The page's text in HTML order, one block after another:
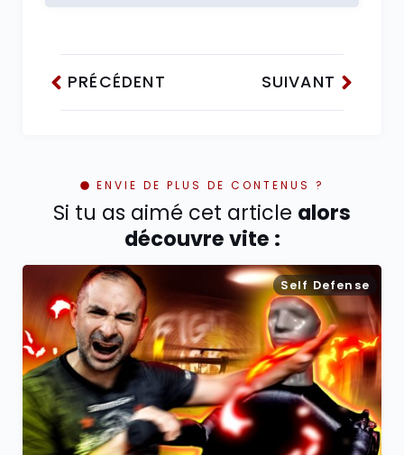
PRÉCÉDENT SUIVANT
ENVIE DE PLUS DE CONTENUS ?
Si tu as aimé cet article alors
découvre vite :
Self Defense